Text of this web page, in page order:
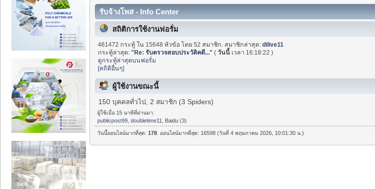
รับจ้างโพส - Info Center
สถิติการใช้งานฟอรั่ม
461472 กระทู้ ใน 15648 หัวข้อ โดย 52 สมาชิก. สมาชิกล่าสุด:dilive11
กระทู้ล่าสุด:"Re: รับตรวจสอบประวัติคดี..." (วันนี้ เวลา 16:18:22 )
ดูกระทู้ล่าสุดบนฟอรั่ม
[สถิติอื่นๆ]
ผู้ใช้งานขณะนี้
150 บุคคลทั่วไป, 2 สมาชิก (3 Spiders)
ผู้ใช้เมื่อ 15 นาทีที่ผ่านมา:
publicpost99 ,doubletime11 , Baidu (3)
วันนี้ออนไลน์มากที่สุด:178 . ออนไลน์มากที่สุด: 16598 (วันที่ 4 พฤษภาคม 2026, 10:01:30 น.)